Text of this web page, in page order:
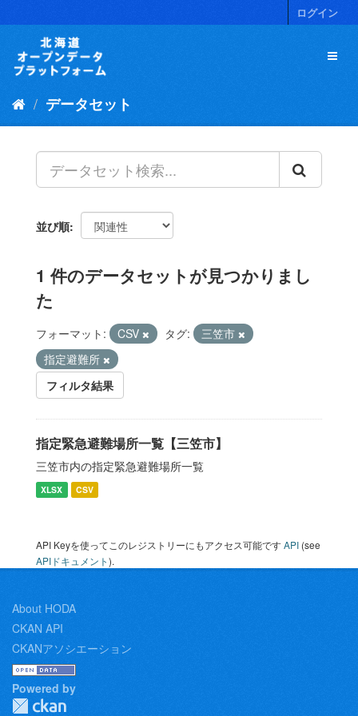
キ
ログイン
データセット
並び順
1 件のデータセットが見つかりまし
た
フォーマット: CSV タグ:
三笠市
指定避難所
フィルタ結果
指定緊急避難場所一覧【三笠市】
三笠市内の指定緊急避難場所一覧
XLSX CSV
API Keyを使ってこのレジストリーにもアクセス可能ですAPI (see
APIドキュメント).
About HODA
CKAN API
CKANアソシエーション
Powered by